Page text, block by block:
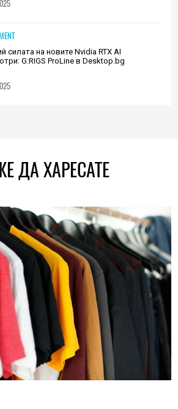
силата на новите Nvidia RTX AI
G:RIGS ProLine в Desktop.bg
ДА ХАРЕСАТЕ